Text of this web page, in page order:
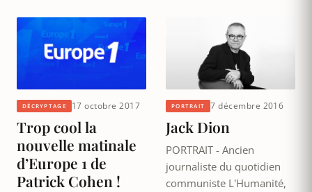
DÉCRYPTAGE 17 octobre 2017
Trop cool la
nouvelle matinale
d’Europe 1 de
Patrick Cohen !
PORTRAIT 7 décembre 2016
Jack Dion
PORTRAIT - Ancien
journaliste du quotidien
communiste L'Humanité,